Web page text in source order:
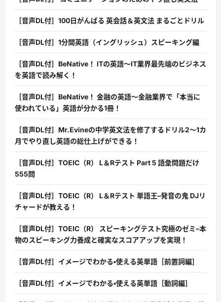
［音声DL付］100日がんばる 英会話＆英文法 まるごとドリル
［音声DL付］1分間英語（イングリッシュ）スピーキング編
［音声DL付］BeNative！ ITの英語〜IT業界最先端のビジネス
を英語で読み解く！
［音声DL付］BeNative！ 金融の英語〜金融業界で「本当に
使われている」英語が分かる1冊！
［音声DL付］Mr.Evineの中学英文法を修了するドリル2〜1カ
月でやり直し英語の総仕上げができる！
［音声DL付］TOEIC（R） L＆Rテスト Part 5 語彙問題だけ
555問
［音声DL付］TOEIC（R） L＆Rテスト 単語王–発音の鬼 DJリ
チャードが教える！
［音声DL付］TOEIC（R） スピーキングテスト究極のゼミ–本
物のスピーキング力養成と確実なスコアアップを実現！
［音声DL付］イメージでわかる・使える英単語［前置詞編］
［音声DL付］イメージでわかる・使える英単語［動詞編］